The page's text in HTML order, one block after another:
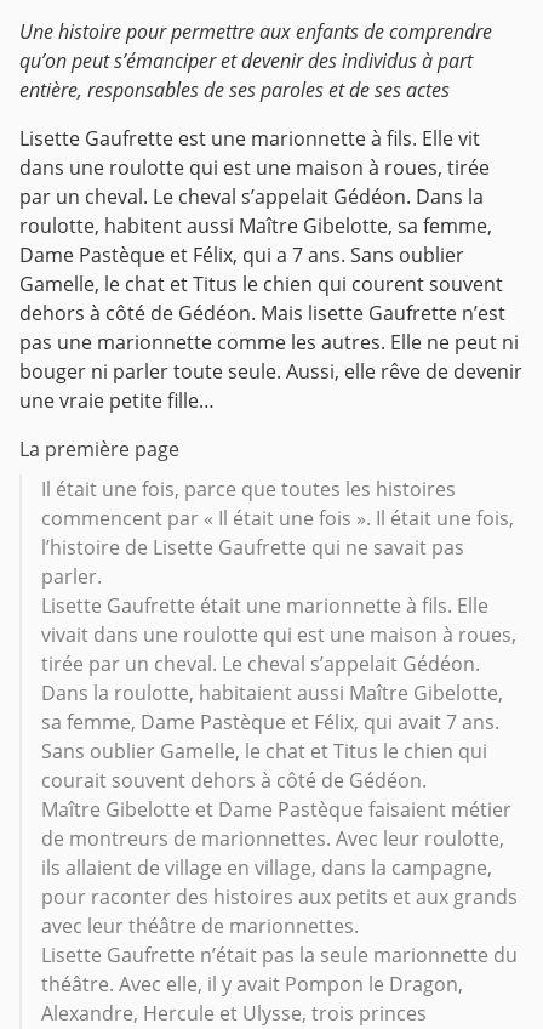
Une histoire pour permettre aux enfants de comprendre
qu’on peut s’émanciper et devenir des individus à part
entière, responsables de ses paroles et de ses actes
Lisette Gaufrette est une marionnette à fils. Elle vit
dans une roulotte qui est une maison à roues, tirée
par un cheval. Le cheval s’appelait Gédéon. Dans la
roulotte, habitent aussi Maître Gibelotte, sa femme,
Dame Pastèque et Félix, qui a 7 ans. Sans oublier
Gamelle, le chat et Titus le chien qui courent souvent
dehors à côté de Gédéon. Mais lisette Gaufrette n’est
pas une marionnette comme les autres. Elle ne peut ni
bouger ni parler toute seule. Aussi, elle rêve de devenir
une vraie petite fille…
La première page
Il était une fois, parce que toutes les histoires
commencent par « Il était une fois ». Il était une fois,
l’histoire de Lisette Gaufrette qui ne savait pas
parler.
Lisette Gaufrette était une marionnette à fils. Elle
vivait dans une roulotte qui est une maison à roues,
tirée par un cheval. Le cheval s’appelait Gédéon.
Dans la roulotte, habitaient aussi Maître Gibelotte,
sa femme, Dame Pastèque et Félix, qui avait 7 ans.
Sans oublier Gamelle, le chat et Titus le chien qui
courait souvent dehors à côté de Gédéon.
Maître Gibelotte et Dame Pastèque faisaient métier
de montreurs de marionnettes. Avec leur roulotte,
ils allaient de village en village, dans la campagne,
pour raconter des histoires aux petits et aux grands
avec leur théâtre de marionnettes.
Lisette Gaufrette n’était pas la seule marionnette du
théâtre. Avec elle, il y avait Pompon le Dragon,
Alexandre, Hercule et Ulysse, trois princes